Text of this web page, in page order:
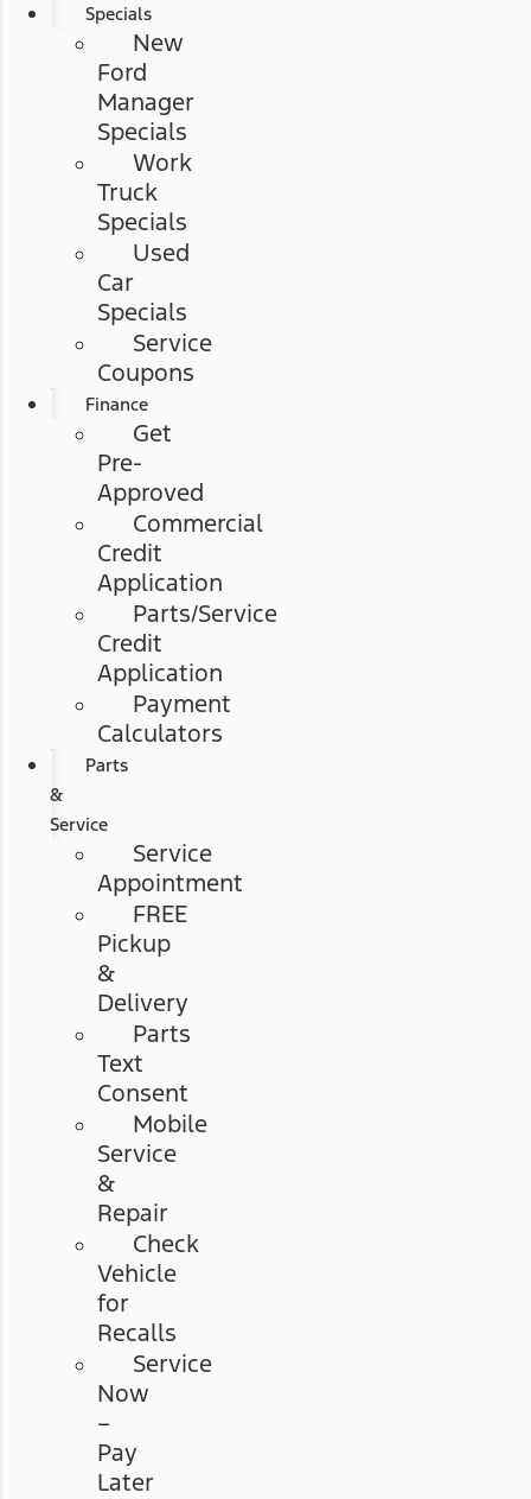
Specials
New
Ford
Manager
Specials
Work
Truck
Specials
Used
Car
Specials
Service
Coupons
Finance
Get
Pre-
Approved
Commercial
Credit
Application
Parts/Service
Credit
Application
Payment
Calculators
Parts
&
Service
Service
Appointment
FREE
Pickup
&
Delivery
Parts
Text
Consent
Mobile
Service
&
Repair
Check
Vehicle
for
Recalls
Service
Now
–
Pay
Later